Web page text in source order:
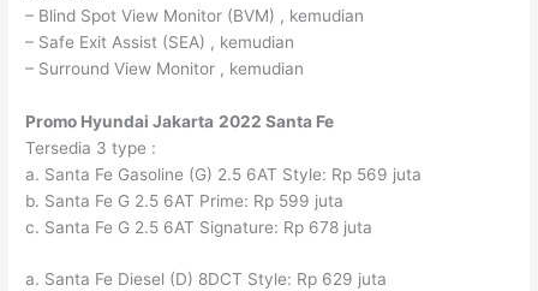
– Blind Spot View Monitor (BVM) , kemudian
– Safe Exit Assist (SEA) , kemudian
– Surround View Monitor , kemudian
Promo Hyundai Jakarta 2022 Santa Fe
Tersedia 3 type :
a. Santa Fe Gasoline (G) 2.5 6AT Style: Rp 569 juta
b. Santa Fe G 2.5 6AT Prime: Rp 599 juta
c. Santa Fe G 2.5 6AT Signature: Rp 678 juta
a. Santa Fe Diesel (D) 8DCT Style: Rp 629 juta